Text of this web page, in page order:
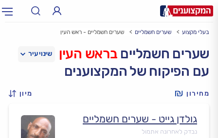
עירעיר: תל אביב, חיפה…
בעלי מקצוע שערים חשמליים שערים חשמליים - ראש העין
שערים חשמליים בראש העין
עם הפיקוח של המקצוענים
מחירון מיון
גולדן גייט - שערים חשמליים
נבדק לאחרונה אתמול